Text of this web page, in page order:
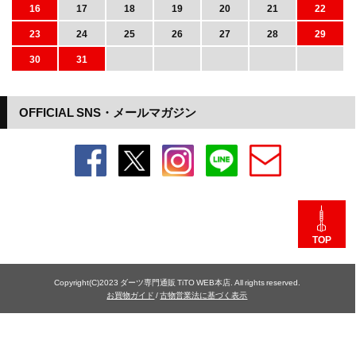
OFFICIAL SNS・メールマガジン
16
17 18 19 20 21
22
23
24 25 26 27 28
29
30
31
TOP
Copyright(C)2023 ダーツ専門通販 TiTO WEB本店. All rights reserved.
お買物ガイド /古物営業法に基づく表示